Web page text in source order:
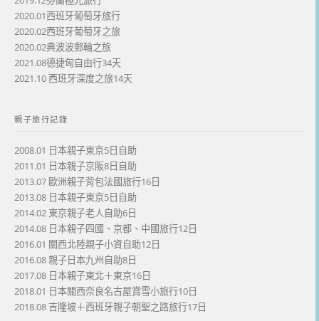
2020.01西班牙葡萄牙旅行
2020.02西班牙葡萄牙之旅
2020.02典波波郵輪之旅
2021.08德捷匈自由行34天
2021.10 西班牙深度之旅14天
親子旅行記錄
2008.01 日本親子東京5日自助
2011.01 日本親子京阪8日自助
2013.07 歐洲親子背包法國旅行16日
2013.08 日本親子東京5日自助
2014.02 東京親子老人自助6日
2014.08 日本親子四國、京都、中國旅行12日
2016.01 關西北陸親子小資自助12日
2016.08 親子日本九州自助8日
2017.08 日本親子東北＋東京16日
2018.01 日本關西奈良名古屋賞雪小旅行10日
2018.08 吉隆坡＋西班牙親子朝聖之路旅行17日